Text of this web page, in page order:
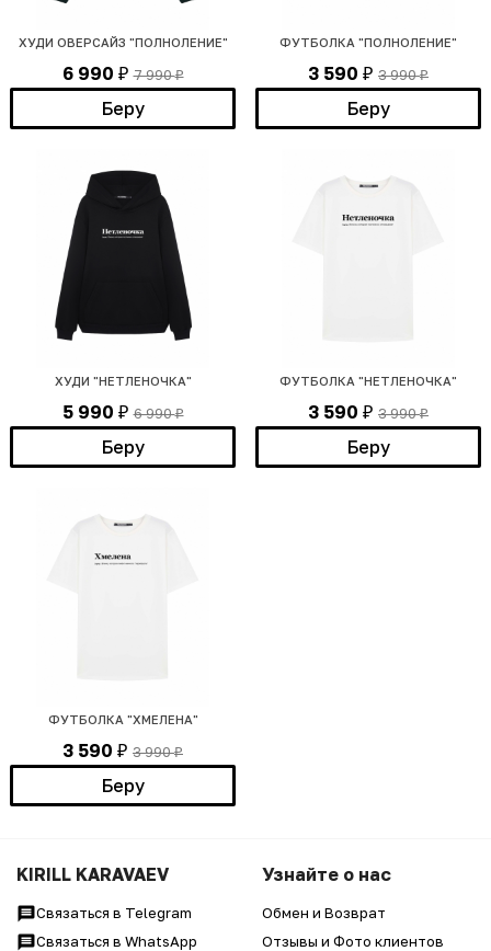
ХУДИ ОВЕРСАЙЗ "ПОЛНОЛЕНИЕ"
6 990 ₽ 7 990₽
Беру
ФУТБОЛКА "ПОЛНОЛЕНИЕ"
3 590 ₽ 3 990₽
Беру
ХУДИ "НЕТЛЕНОЧКА"
5 990 ₽ 6 990₽
Беру
ФУТБОЛКА "НЕТЛЕНОЧКА"
3 590 ₽ 3 990₽
Беру
ФУТБОЛКА "ХМЕЛЕНА"
3 590 ₽ 3 990₽
Беру
KIRILL KARAVAEV
Связаться в Telegram
Связаться в WhatsApp
Узнайте о нас
Обмен и Возврат
Отзывы и Фото клиентов